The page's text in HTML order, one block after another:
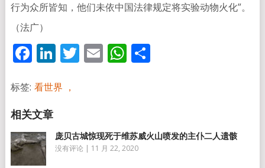
行为众所皆知，他们未依中国法律规定将实验动物火化”。
（法广）
Facebook
LinkedIn
Twitter
EmailWhatsApp
分
标签: 看世界 ，
庞贝古城惊现死于维苏威火山喷发的主仆二人遗骸
没有评论 | 11 月 22, 2020